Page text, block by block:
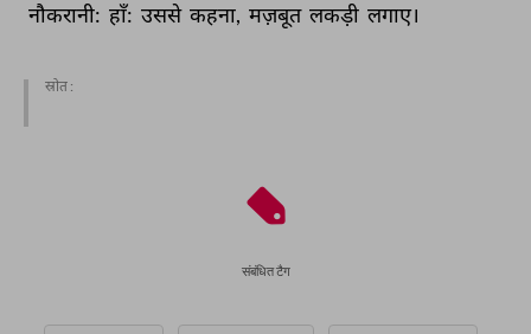
नौकरानी: हाँ: उससे कहना, मज़बूत लकड़ी लगाए।
स्रोत :
संबंधित टैग